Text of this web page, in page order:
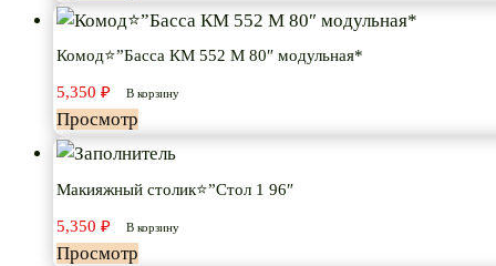
Комод⭐”Басса КМ 552 М 80″ модульная*
5,350 ₽ В корзину
Просмотр
Макияжный столик⭐”Стол 1 96″
5,350 ₽ В корзину
Просмотр